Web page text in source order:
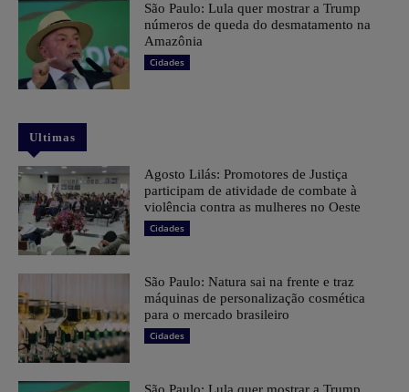
São Paulo: Lula quer mostrar a Trump
números de queda do desmatamento na
Amazônia
Cidades
Ultimas
Agosto Lilás: Promotores de Justiça
participam de atividade de combate à
violência contra as mulheres no Oeste
Cidades
São Paulo: Natura sai na frente e traz
máquinas de personalização cosmética
para o mercado brasileiro
Cidades